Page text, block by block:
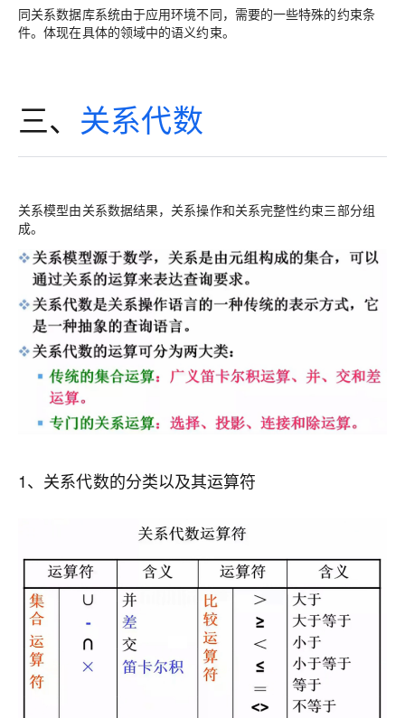
同关系数据库系统由于应用环境不同，需要的一些特殊的约束条
件。体现在具体的领域中的语义约束。
三、 关系代数
关系模型由关系数据结果，关系操作和关系完整性约束三部分组
成。
1、关系代数的分类以及其运算符